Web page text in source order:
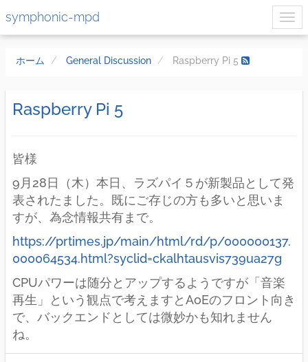
symphonic-mpd
ホーム General Discussion Raspberry Pi 5
Raspberry Pi 5
皆様
9月28日（木）本日、ラズパイ５が新製品として発
表されたました。既にご存じの方も多いと思いま
すが、為念情報共有まで。
https://prtimes.jp/main/html/rd/p/000000137.
000064534.html?syclid=ckalhtausvis739ua27g
CPUパワーは随分とアップするようですが「音楽
再生」という観点で考えますとAoEのフロント向き
で、バックエンドとしては微妙かも知れません
ね。